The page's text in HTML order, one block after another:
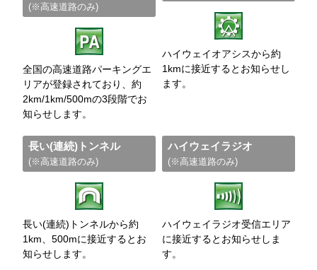
(※高速道路のみ)
全国の高速道路パーキングエ
リアが登録されており、約
2km/1km/500mの3段階でお
知らせします。
ハイウェイオアシスから約
1kmに接近するとお知らせし
ます。
長い(連続)トンネル
(※高速道路のみ)
長い(連続)トンネルから約
1km、500mに接近するとお
知らせします。
ハイウェイラジオ
(※高速道路のみ)
ハイウェイラジオ受信エリア
に接近するとお知らせしま
す。